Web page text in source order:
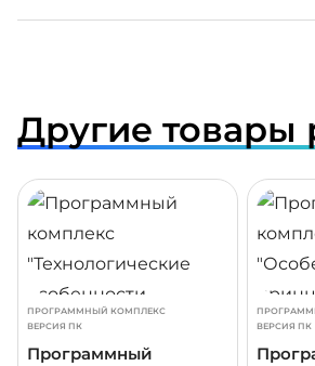
Другие товары
ПРОГРАММНЫЙ КОМПЛЕКС
ВЕРСИЯ ПК
Программный
ВЕРСИЯ ПК
ПОДРОБНЕЕ